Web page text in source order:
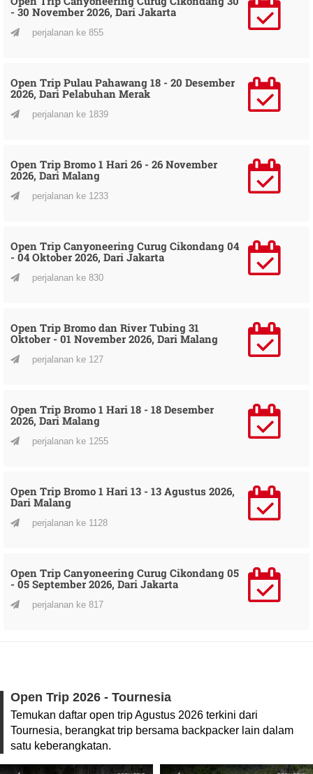
- 30 November 2026, Dari Jakarta
perjalanan ke 855
Open Trip Pulau Pahawang 18 - 20 Desember
2026, Dari Pelabuhan Merak
perjalanan ke 1839
Open Trip Bromo 1 Hari 26 - 26 November
2026, Dari Malang
perjalanan ke 1233
Open Trip Canyoneering Curug Cikondang 04
- 04 Oktober 2026, Dari Jakarta
perjalanan ke 830
Open Trip Bromo dan River Tubing 31
Oktober - 01 November 2026, Dari Malang
perjalanan ke 127
Open Trip Bromo 1 Hari 18 - 18 Desember
2026, Dari Malang
perjalanan ke 1255
Open Trip Bromo 1 Hari 13 - 13 Agustus 2026,
Dari Malang
perjalanan ke 1128
Open Trip Canyoneering Curug Cikondang 05
- 05 September 2026, Dari Jakarta
perjalanan ke 817
Open Trip 2026 - Tournesia
Temukan daftar open trip Agustus 2026 terkini dari
Tournesia, berangkat trip bersama backpacker lain dalam
satu keberangkatan.